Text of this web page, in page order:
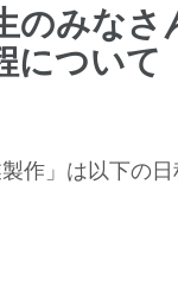
のみな
について
作」は以下の日